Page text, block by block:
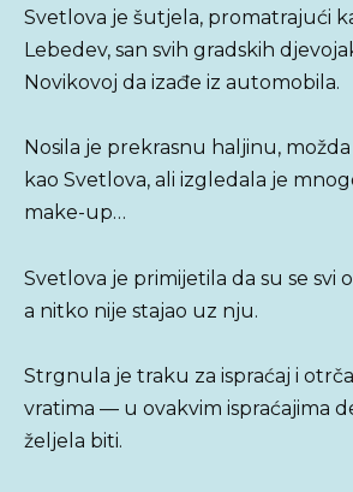
Svetlova je šutjela, promatrajući
Lebedev, san svih gradskih
Novikovoj da izađe iz automobila.
Nosila je prekrasnu haljinu,
kao Svetlova, ali izgledala je
make-up…
Svetlova je primijetila da su se svi
a nitko nije stajao uz nju.
Strgnula je traku za ispraćaj i
vratima — u ovakvim ispraćajima
željela biti.